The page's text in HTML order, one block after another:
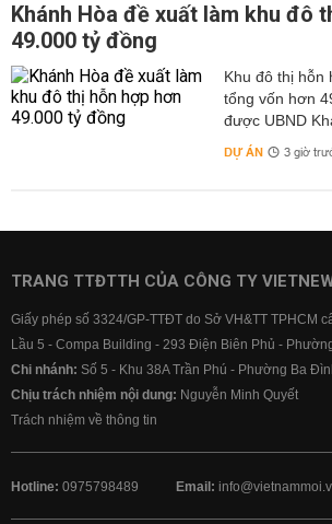
Khánh Hòa đề xuất làm khu đô
49.000 tỷ đồng
Khu đô thị hỗn
tổng vốn hơn
được UBND
DỰ ÁN 3 giờ
TRANG TTĐTTH CỦA CÔNG TY
Giấy phép số 3324/GP-TTĐT do Sở VH&TT TPHCM
Lầu 5 - Compa Building - 293 Điện Biên Phủ -
Chi nhánh: Số 5 - Khu 38A Trần Phú - Phường Ba
Chịu trách nhiệm nội dung: Nguyễn Minh Quyết
Trách nhiệm về thông tin
Hotline: 0975798489 Email: